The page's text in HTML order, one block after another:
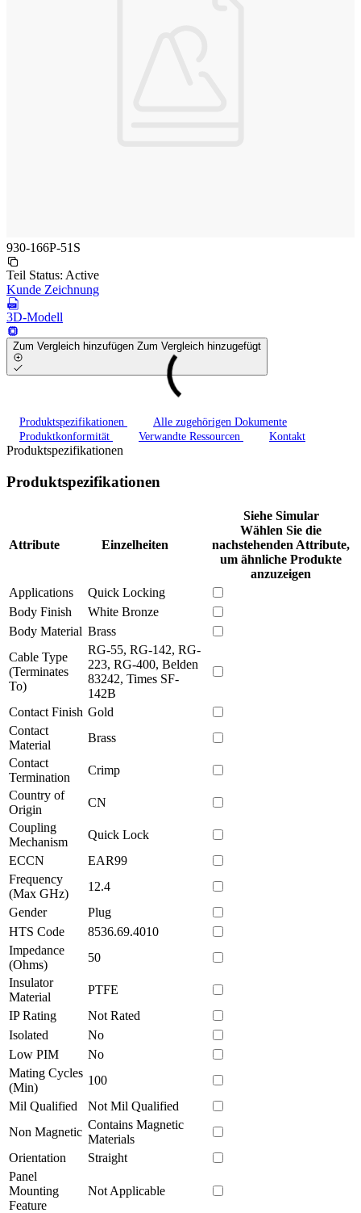
930-166P-51S
Teil Status: Active
Kunde Zeichnung
3D-Modell
Zum Vergleich hinzufügen Zum Vergleich hinzugefügt
Produktspezifikationen
Alle zugehörigen Dokumente
Produktkonformität
Verwandte Ressourcen Kontakt
Produktspezifikationen
Produktspezifikationen
Attribute Einzelheiten
Siehe Simular
Wählen Sie die
nachstehenden Attribute,
um ähnliche Produkte
anzuzeigen
Applications
Quick Locking
Body Finish
White Bronze
Body Material Brass
Cable Type
(Terminates
To)
RG-55, RG-142, RG-
223, RG-400, Belden
83242, Times SF-
142B
Contact Finish Gold
Contact
Material
Brass
Contact
Termination
Crimp
Country of
Origin
CN
Coupling
Mechanism
Quick Lock
ECCN
EAR99
Frequency
(Max GHz)
12.4
Gender
Plug
HTS Code
8536.69.4010
Impedance
(Ohms)
50
Insulator
Material
PTFE
IP Rating
Not Rated
Isolated
No
Low PIM
No
Mating Cycles
(Min)
100
Mil Qualified
Not Mil Qualified
Non Magnetic
Contains Magnetic
Materials
Orientation
Straight
Panel
Mounting
Feature
Not Applicable